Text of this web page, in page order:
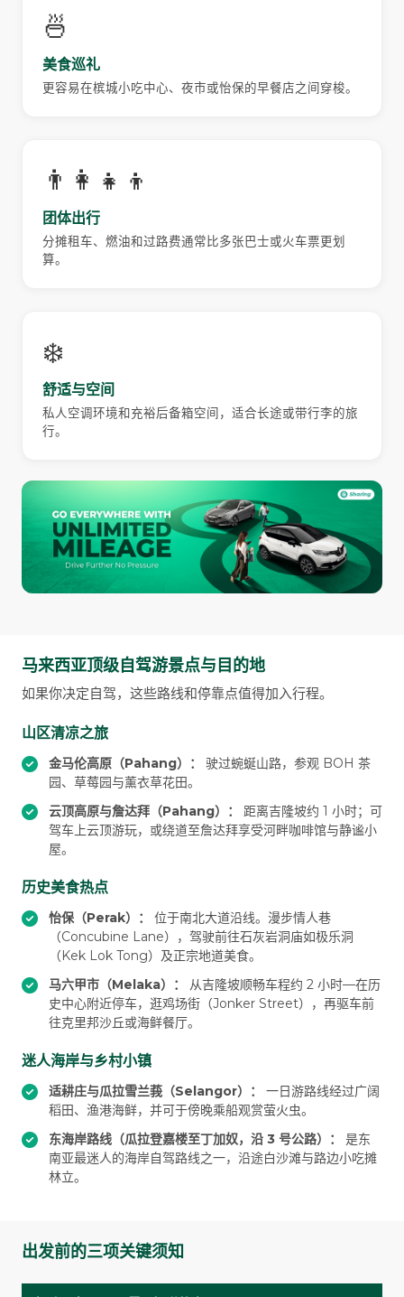
🍜
美食巡礼
更容易在槟城小吃中心、夜市或怡保的早餐店之间穿梭。
👨‍👩‍👧‍👦
团体出行
分摊租车、燃油和过路费通常比多张巴士或火车票更划
算。
❄️
舒适与空间
私人空调环境和充裕后备箱空间，适合长途或带行李的旅
行。
马来西亚顶级自驾游景点与目的地
如果你决定自驾，这些路线和停靠点值得加入行程。
山区清凉之旅
金马伦高原（Pahang）：
驶过蜿蜒山路，参观 BOH 茶
园、草莓园与薰衣草花田。
云顶高原与詹达拜（Pahang）：
距离吉隆坡约 1 小时；可
驾车上云顶游玩，或绕道至詹达拜享受河畔咖啡馆与静谧小
屋。
历史美食热点
怡保（Perak）：
位于南北大道沿线。漫步情人巷
（Concubine Lane），驾驶前往石灰岩洞庙如极乐洞
（Kek Lok Tong）及正宗地道美食。
马六甲市（Melaka）：
从吉隆坡顺畅车程约 2 小时—在历
史中心附近停车，逛鸡场街（Jonker Street），再驱车前
往克里邦沙丘或海鲜餐厅。
迷人海岸与乡村小镇
适耕庄与瓜拉雪兰莪（Selangor）：
一日游路线经过广阔
稻田、渔港海鲜，并可于傍晚乘船观赏萤火虫。
东海岸路线（瓜拉登嘉楼至丁加奴，沿 3 号公路）：
是东
南亚最迷人的海岸自驾路线之一，沿途白沙滩与路边小吃摊
林立。
出发前的三项关键须知